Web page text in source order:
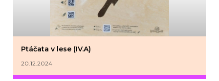
Ptáčata v lese (IV.A)
20.12.2024